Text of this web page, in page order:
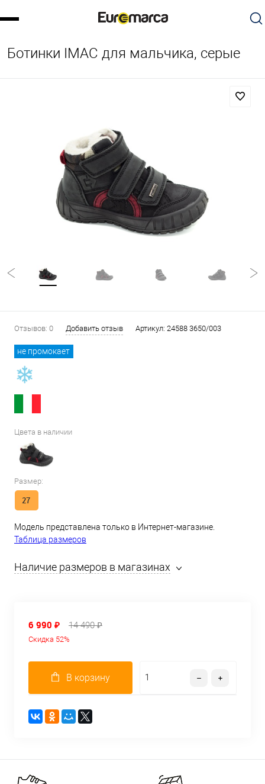
Ботинки IMAC для мальчика, серые
Отзывов: 0 Добавить отзыв Артикул: 24588 3650/003
не промокает
Цвета в наличии
Размер:
27
Модель представлена только в Интернет-магазине.
Таблица размеров
Наличие размеров в магазинах
6 990 ₽ 14 490 ₽
Скидка 52%
В корзину